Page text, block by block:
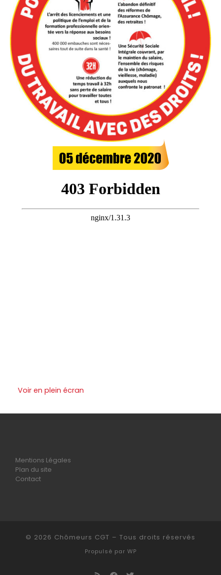
Voir en plein écran
Mentions Légales
Plan du site
Contact
© 2026 Chômeurs CGT – Tous droits réservés
Propulsé par WP